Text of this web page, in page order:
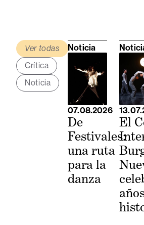
Ver todas
Crítica
Noticia
Noticia
07.08.2026
De
Festivales:
una ruta
para la
danza
El